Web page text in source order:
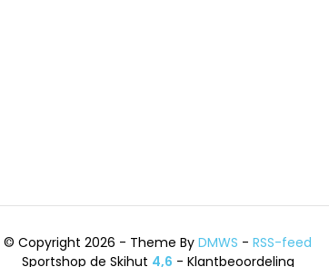
© Copyright 2026 - Theme ByDMWS -RSS-feed
Sportshop de Skihut 4,6 - Klantbeoordeling